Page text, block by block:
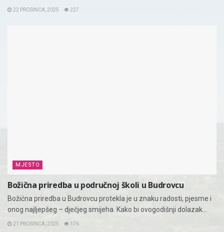
22 PROSINCA, 2025 227
MJESTO
Božična priredba u područnoj školi u Budrovcu
Božićna priredba u Budrovcu protekla je u znaku radosti, pjesme i
onog najljepšeg – dječjeg smijeha. Kako bi ovogodišnji dolazak...
21 PROSINCA, 2025 176